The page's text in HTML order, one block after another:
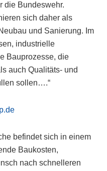
die Bundeswehr.
sich daher als
und Sanierung. Im
industrielle
Bauprozesse, die
auch Qualitäts- und
sollen….“
befindet sich in einem
Baukosten,
nach schnelleren